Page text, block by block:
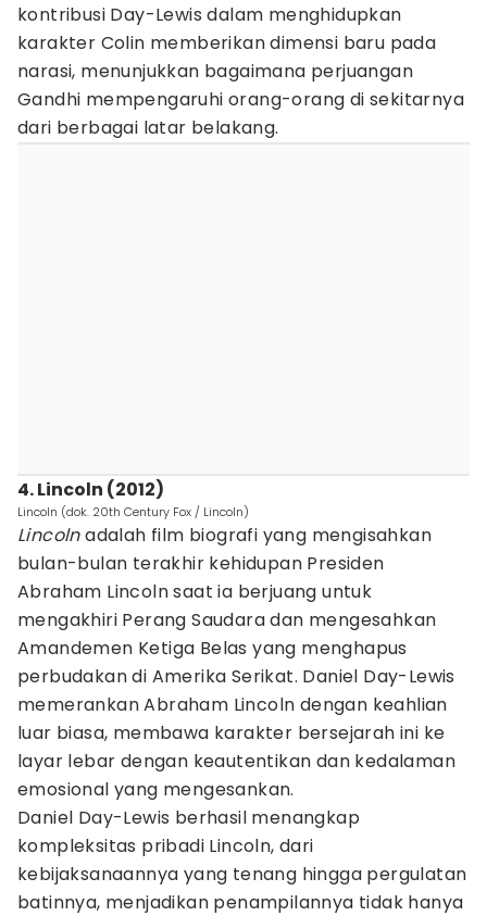
kontribusi Day-Lewis dalam menghidupkan
karakter Colin memberikan dimensi baru pada
narasi, menunjukkan bagaimana perjuangan
Gandhi mempengaruhi orang-orang di sekitarnya
dari berbagai latar belakang.
4. Lincoln (2012)
Lincoln (dok. 20th Century Fox / Lincoln)
Lincolnadalah film biografi yang mengisahkan
bulan-bulan terakhir kehidupan Presiden
Abraham Lincoln saat ia berjuang untuk
mengakhiri Perang Saudara dan mengesahkan
Amandemen Ketiga Belas yang menghapus
perbudakan di Amerika Serikat. Daniel Day-Lewis
memerankan Abraham Lincoln dengan keahlian
luar biasa, membawa karakter bersejarah ini ke
layar lebar dengan keautentikan dan kedalaman
emosional yang mengesankan.
Daniel Day-Lewis berhasil menangkap
kompleksitas pribadi Lincoln, dari
kebijaksanaannya yang tenang hingga pergulatan
batinnya, menjadikan penampilannya tidak hanya